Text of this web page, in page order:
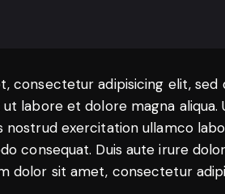
consectetur adipisicing elit, sed
labore et dolore magna aliqua.
nostrud exercitation ullamco
consequat. Duis aute irure
dolor sit amet, consectetur